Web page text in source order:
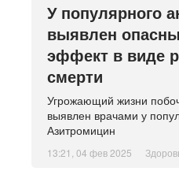
У популярного
выявлен
эффект в виде
смерти
Угрожающий жизни
выявлен врачами у
Азитромицин
13:21, 04 фев 2025